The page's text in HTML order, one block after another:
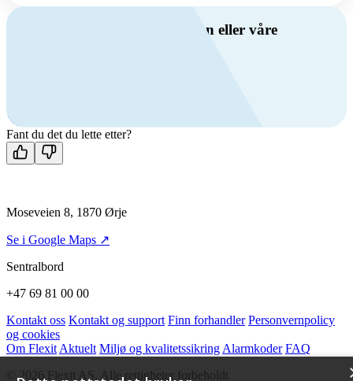
Har du spørsmål om ventilasjon eller våre
Kontakt oss
Fant du det du lette etter?
Moseveien 8, 1870 Ørje
Se i Google Maps ↗
Sentralbord
+47 69 81 00 00
Kontakt oss Kontakt og support Finn forhandler Personvernpolicy
og cookies
Om Flexit Aktuelt Miljø og kvalitetssikring Alarmkoder FAQ
© 2026 Flexit AS. Alle rettigheter forbeholdt